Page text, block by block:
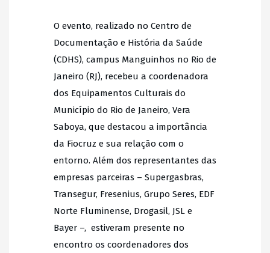
O evento, realizado no Centro de
Documentação e História da Saúde
(CDHS), campus Manguinhos no Rio de
Janeiro (RJ), recebeu a coordenadora
dos Equipamentos Culturais do
Município do Rio de Janeiro, Vera
Saboya, que destacou a importância
da Fiocruz e sua relação com o
entorno. Além dos representantes das
empresas parceiras – Supergasbras,
Transegur, Fresenius, Grupo Seres, EDF
Norte Fluminense, Drogasil, JSL e
Bayer –, estiveram presente no
encontro os coordenadores dos